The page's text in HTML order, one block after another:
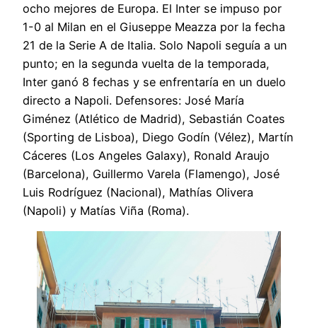
ocho mejores de Europa. El Inter se impuso por
1-0 al Milan en el Giuseppe Meazza por la fecha
21 de la Serie A de Italia. Solo Napoli seguía a un
punto; en la segunda vuelta de la temporada,
Inter ganó 8 fechas y se enfrentaría en un duelo
directo a Napoli. Defensores: José María
Giménez (Atlético de Madrid), Sebastián Coates
(Sporting de Lisboa), Diego Godín (Vélez), Martín
Cáceres (Los Angeles Galaxy), Ronald Araujo
(Barcelona), Guillermo Varela (Flamengo), José
Luis Rodríguez (Nacional), Mathías Olivera
(Napoli) y Matías Viña (Roma).